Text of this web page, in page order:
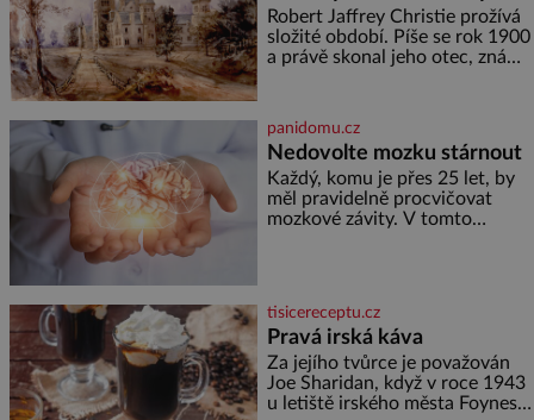
burácení skutečně ustane. Když
o mnoho let později hrobku
Robert Jaffrey Christie prožívá
složité období. Píše se rok 1900
a právě skonal jeho otec, známý
ale doprovázena ohromným
dědictvím
panidomu.cz
Nedovolte mozku stárnout
Každý, komu je přes 25 let, by
měl pravidelně procvičovat
mozkové závity. V tomto
marně v paměti lovíte název
knížky, kterou jste nedávno
přečetli. Je to opravdu tak, s
věkem jako kdyby se paměť
rozhodla stávkovat. Cvičte
tisicereceptu.cz
Pravá irská káva
Za jejího tvůrce je považován
Joe Sharidan, když v roce 1943
u letiště irského města Foynes